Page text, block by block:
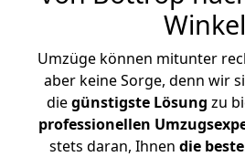
Winkel
Umzüge können mitunter
aber keine Sorge, denn wir
diegünstigste Lösung zu
professionellen
stets daran, Ihnen die